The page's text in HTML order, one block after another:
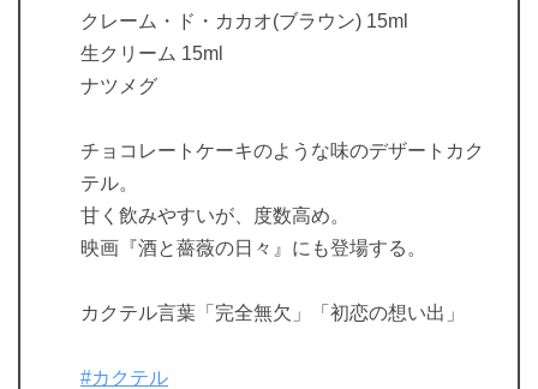
クレーム・ド・カカオ(ブラウン) 15ml
生クリーム 15ml
ナツメグ
チョコレートケーキのような味のデザートカク
テル。
甘く飲みやすいが、度数高め。
映画『酒と薔薇の日々』にも登場する。
カクテル言葉「完全無欠」「初恋の想い出」
#カクテル